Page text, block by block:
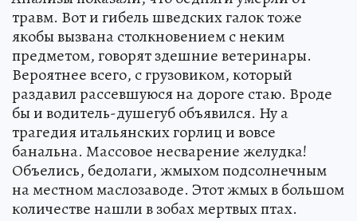
травм. Вот и гибель шведских галок тоже
якобы вызвана столкновением с неким
предметом, говорят здешние ветеринары.
Вероятнее всего, с грузовиком, который
раздавил рассевшуюся на дороге стаю. Вроде
бы и водитель-душегуб объявился. Ну а
трагедия итальянских горлиц и вовсе
банальна. Массовое несварение желудка!
Объелись, бедолаги, жмыхом подсолнечным
на местном маслозаводе. Этот жмых в большом
количестве нашли в зобах мертвых птах.